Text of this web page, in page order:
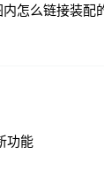
怎么链接装配
功能